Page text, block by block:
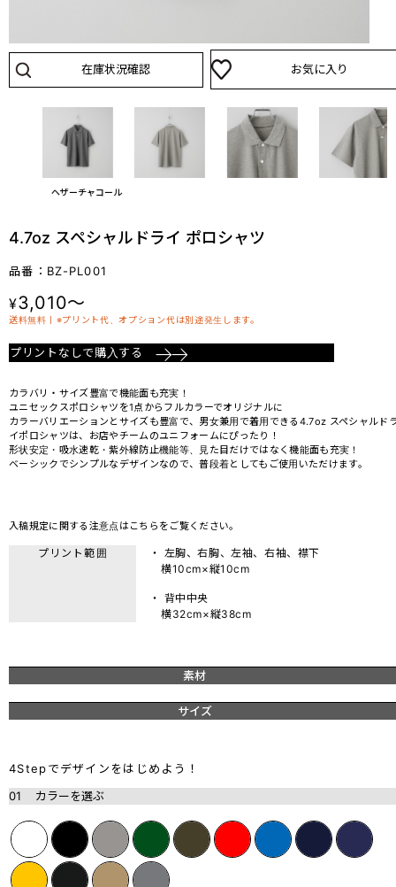
在庫状況確認 お気に入り
ヘザーチャコール
4.7oz スペシャルドライ ポロシャツ
品番：BZ-PL001
¥3,010～
送料無料丨※プリント代、オプション代は別途発生します。
プリントなしで購入する
カラバリ・サイズ豊富で機能面も充実！
ユニセックスポロシャツを1点からフルカラーでオリジナルに
カラーバリエーションとサイズも豊富で、男女兼用で着用できる4.7oz スペシャルド
イポロシャツは、お店やチームのユニフォームにぴったり！
形状安定・吸水速乾・紫外線防止機能等、見た目だけではなく機能面も充実！
ベーシックでシンプルなデザインなので、普段着としてもご使用いただけます。
入稿規定に関する注意点は こちら をご覧ください。
プリント範囲
・ 左胸、右胸、左袖、右袖、襟下
横10cm×縦10cm
・ 背中中央
横32cm×縦38cm
素材
サイズ
4Stepでデザインをはじめよう！
01
カラーを選ぶ